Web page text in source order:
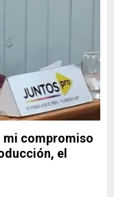
mi compromiso
el